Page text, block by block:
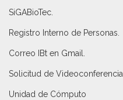
SiGABioTec.
Registro Interno de Personas
Correo IBt en Gmail
Solicitud de Videoconferencia.
Unidad de Cómputo